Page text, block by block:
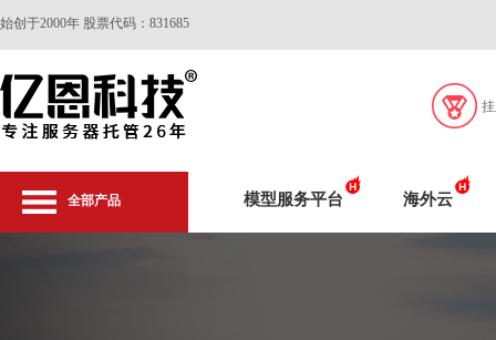
始创于2000年 股票代码：831685
全部产品 模型服务平台 海外云